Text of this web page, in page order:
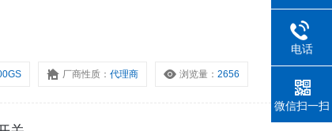
厂商性质：代理商 浏览量：2656
电话
微信扫一扫